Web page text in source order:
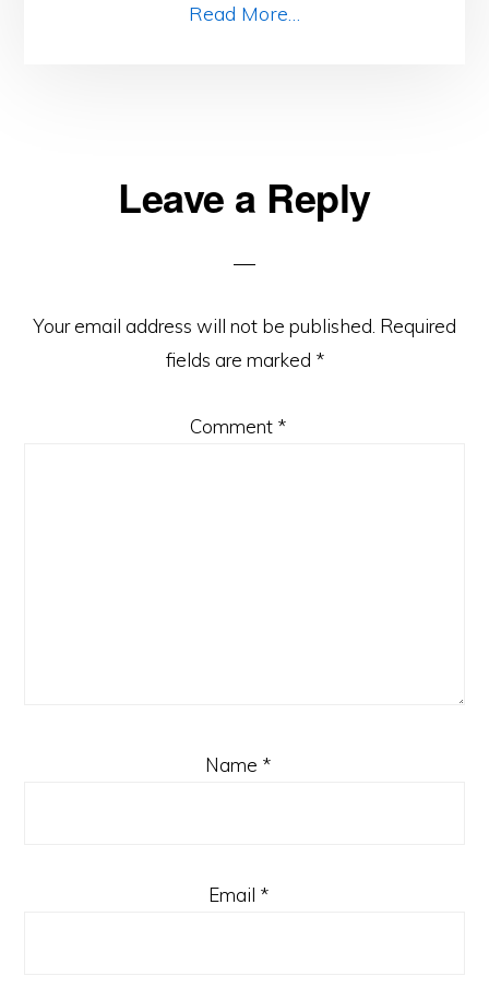
Read More…
ReaderLeave a Reply
Your email address will not be published. Required
fields are marked *
Comment *
Name *
Email *